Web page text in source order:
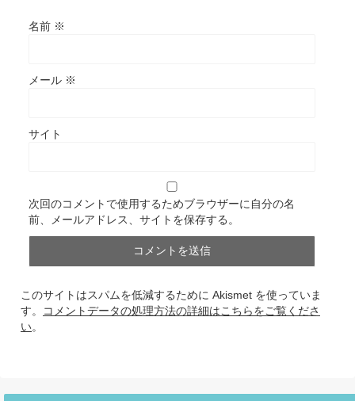
名前 ※
メール ※
サイト
次回のコメントで使用するためブラウザーに自分の名
前、メールアドレス、サイトを保存する。
このサイトはスパムを低減するために Akismet を使っていま
す。
コメントデータの処理方法の詳細はこちらをご覧くださ
い。